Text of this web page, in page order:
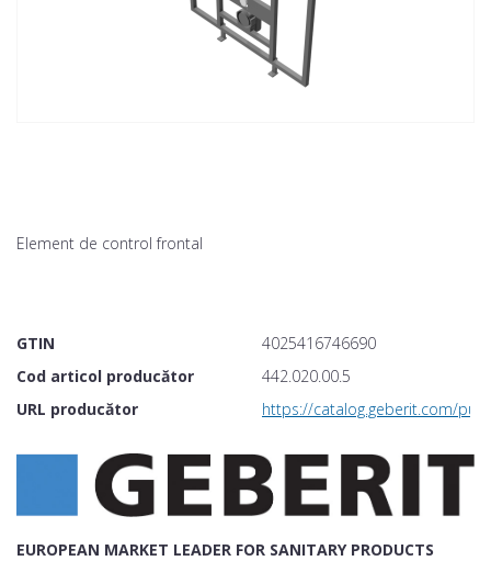
Element de control frontal
GTIN
4025416746690
Cod articol producător
442.020.00.5
URL producător
https://catalog.geberit.com/
EUROPEAN MARKET LEADER FOR SANITARY PRODUCTS